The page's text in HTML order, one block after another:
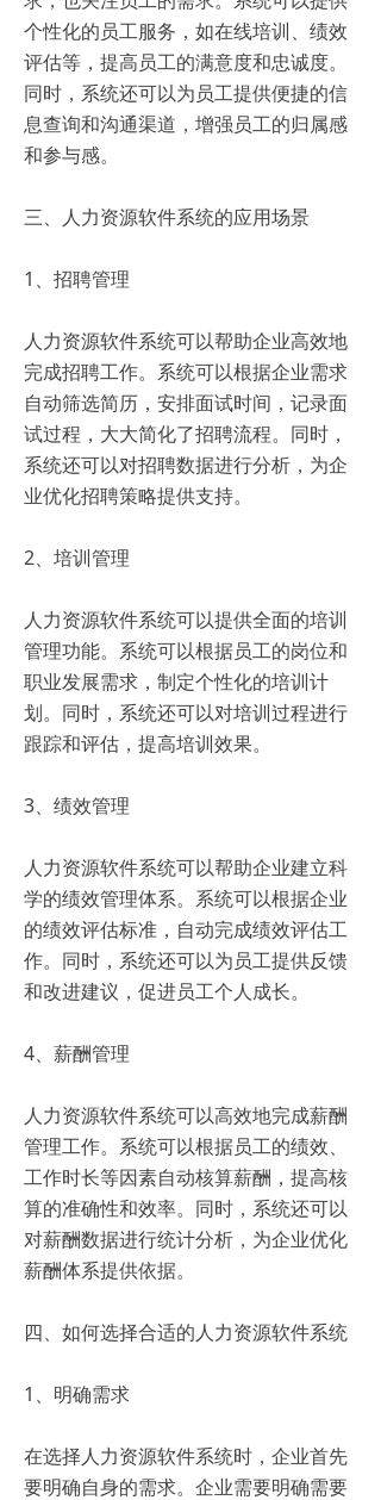
个性化的员工服务，如在线培训、绩效
评估等，提高员工的满意度和忠诚度。
同时，系统还可以为员工提供便捷的信
息查询和沟通渠道，增强员工的归属感
和参与感。
三、人力资源软件系统的应用场景
1、招聘管理
人力资源软件系统可以帮助企业高效地
完成招聘工作。系统可以根据企业需求
自动筛选简历，安排面试时间，记录面
试过程，大大简化了招聘流程。同时，
系统还可以对招聘数据进行分析，为企
业优化招聘策略提供支持。
2、培训管理
人力资源软件系统可以提供全面的培训
管理功能。系统可以根据员工的岗位和
职业发展需求，制定个性化的培训计
划。同时，系统还可以对培训过程进行
跟踪和评估，提高培训效果。
3、绩效管理
人力资源软件系统可以帮助企业建立科
学的绩效管理体系。系统可以根据企业
的绩效评估标准，自动完成绩效评估工
作。同时，系统还可以为员工提供反馈
和改进建议，促进员工个人成长。
4、薪酬管理
人力资源软件系统可以高效地完成薪酬
管理工作。系统可以根据员工的绩效、
工作时长等因素自动核算薪酬，提高核
算的准确性和效率。同时，系统还可以
对薪酬数据进行统计分析，为企业优化
薪酬体系提供依据。
四、如何选择合适的人力资源软件系统
1、明确需求
在选择人力资源软件系统时，企业首先
要明确自身的需求。企业需要明确需要